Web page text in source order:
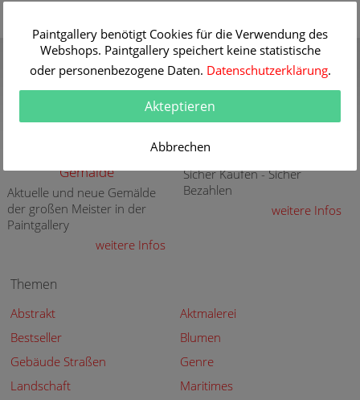
Gutschein
Verschenken Sie einen
Gutschein für eine
weitere Infos
Qualität
30 Jahre Erfahrung mit
hochwertigen Gemälde-
Reproduktionen
weitere Infos
Gemälde
Aktuelle und neue Gemälde
der großen Meister in der
Paintgallery
weitere Infos
Sicher Kaufen - Sicher
Bezahlen
weitere Infos
Themen
Abstrakt
Aktmalerei
Bestseller
Blumen
Gebäude Straßen
Genre
Landschaft
Maritimes
Paintgallery benötigt Cookies für die Verwendung des
Webshops. Paintgallery speichert keine statistische
oder personenbezogene Daten. Datenschutzerklärung.
Akteptieren
Abbrechen